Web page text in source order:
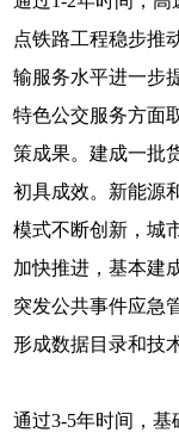
点铁路工程稳步推
输服务水平进一步
特色公交服务方面
策成果。建成一批
初具成效。新能源
模式不断创新，城
加快推进，基本建
突发公共事件应急
形成数据目录和技
通过3-5年时间，